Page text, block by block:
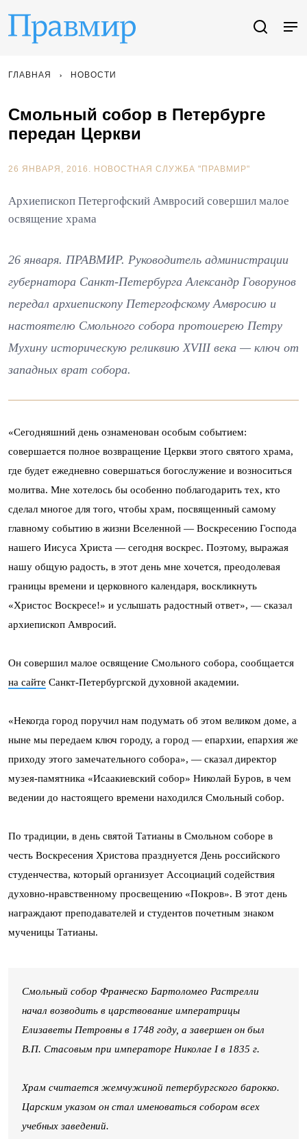
ГЛАВНАЯ НОВОСТИ
Смольный собор в Петербурге
передан Церкви
26 ЯНВАРЯ, 2016. НОВОСТНАЯ СЛУЖБА "ПРАВМИР"
Архиепископ Петергофский Амвросий совершил малое
освящение храма
26 января. ПРАВМИР. Руководитель администрации
губернатора Санкт-Петербурга Александр Говорунов
передал архиепископу Петергофскому Амвросию и
настоятелю Смольного собора протоиерею Петру
Мухину историческую реликвию XVIII века — ключ от
западных врат собора.
«Сегодняшний день ознаменован особым событием:
совершается полное возвращение Церкви этого святого храма,
где будет ежедневно совершаться богослужение и возноситься
молитва. Мне хотелось бы особенно поблагодарить тех, кто
сделал многое для того, чтобы храм, посвященный самому
главному событию в жизни Вселенной — Воскресению Господа
нашего Иисуса Христа — сегодня воскрес. Поэтому, выражая
нашу общую радость, в этот день мне хочется, преодолевая
границы времени и церковного календаря, воскликнуть
«Христос Воскресе!» и услышать радостный ответ», — сказал
архиепископ Амвросий.
Он совершил малое освящение Смольного собора, сообщается
на сайте Санкт-Петербургской духовной академии.
«Некогда город поручил нам подумать об этом великом доме, а
ныне мы передаем ключ городу, а город — епархии, епархия же
приходу этого замечательного собора», — сказал директор
музея-памятника «Исаакиевский собор» Николай Буров, в чем
ведении до настоящего времени находился Смольный собор.
По традиции, в день святой Татианы в Смольном соборе в
честь Воскресения Христова празднуется День российского
студенчества, который организует Ассоциаций содействия
духовно-нравственному просвещению «Покров». В этот день
награждают преподавателей и студентов почетным знаком
мученицы Татианы.
Смольный собор Франческо Бартоломео Растрелли
начал возводить в царствование императрицы
Елизаветы Петровны в 1748 году, а завершен он был
В.П. Стасовым при императоре Николае I в 1835 г.
Храм считается жемчужиной петербургского барокко.
Царским указом он стал именоваться собором всех
учебных заведений.